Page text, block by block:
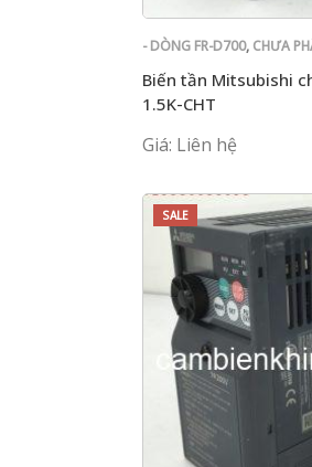
- DÒNG FR-D700, CHƯA
Biến tần Mitsubishi
1.5K-CHT
Giá: Liên hệ
SALE